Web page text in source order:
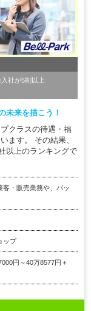
社が5割以上
未来を描こう！
クラスの待遇・福
ます。 その結果、
以上のランキングで
・販売業務や、バッ
ップ
円～40万8577円＋